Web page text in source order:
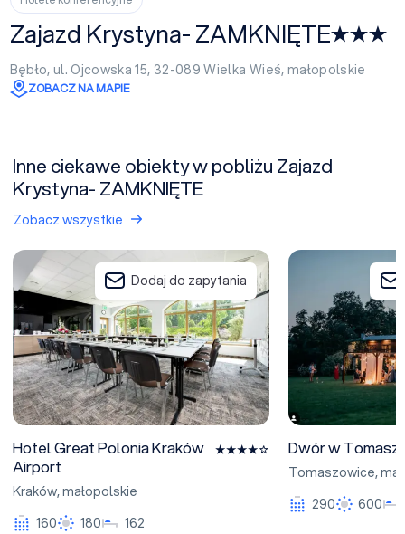
Zajazd Krystyna- ZAMKNIĘTE
Bębło, ul. Ojcowska 15, 32-089Wielka Wieś, małopolskie
ZOBACZ NA MAPIE
Inne ciekawe obiekty w pobliżu Zajazd
Krystyna- ZAMKNIĘTE
Zobacz wszystkie
Hotel Great Polonia Kraków Airport
Dodaj do zapytania
Hotel Great Polonia Kraków
Airport
Kraków,małopolskie
160
180 162
Dwór w
Dwór w
Tomaszowice,
290
600